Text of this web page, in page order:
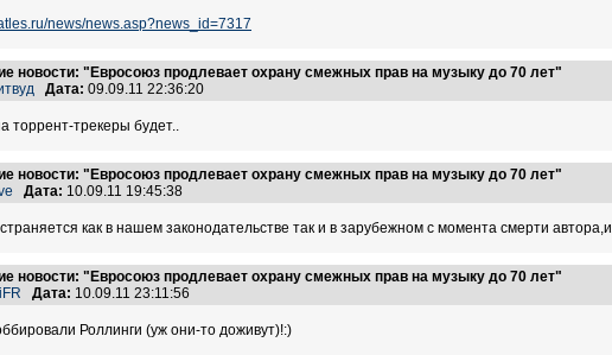
news/news.asp?news_id=7317
новости: "Евросоюз продлевает охрану смежных прав на музыку до 70 лет"
Дата: 09.09.11 22:36:20
торрент-трекеры будет..
новости: "Евросоюз продлевает охрану смежных прав на музыку до 70 лет"
Дата: 10.09.11 19:45:38
как в нашем законодательстве так и в зарубежном с момента смерти
новости: "Евросоюз продлевает охрану смежных прав на музыку до 70 лет"
Дата: 10.09.11 23:11:56
Роллинги (уж они-то доживут)!:)